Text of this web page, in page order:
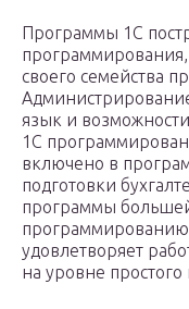
Программы 1С
своего семейства
язык и
1С
включено в
подготовки
программы
программированию
удовлетворяет
на уровне простого